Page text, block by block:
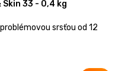
Skin 33 - 0,4 kg
srsťou od 12